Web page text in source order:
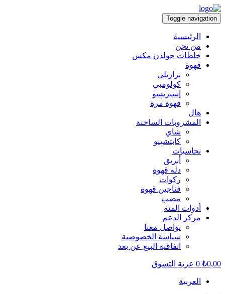
Toggle navigation
الرئيسية
من نحن
خلطات جولدن مكس
قهوة
برازيلي
كولومبي
إسبريسو
قهوة مرة
هال
المشروبات الساخنة
شاي
كابتشينو
نحاسيات
أبريق
‏دله قهوة
ركوات
فناجين قهوة
مصب
أدوات المتة
مركز الدعم
تواصل معنا
سياسة الخصوصية
اتفاقية البيع عن بعد
₺0,00
0 عربة التسوق
العربية